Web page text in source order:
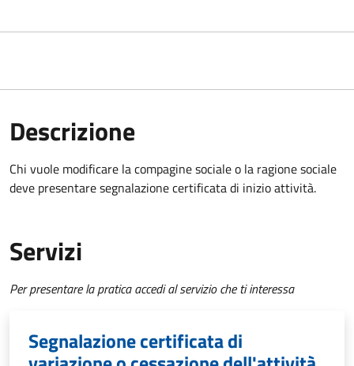
Descrizione
Chi vuole modificare la compagine sociale o la ragione sociale
deve presentare segnalazione certificata di inizio attività.
Servizi
Per presentare la pratica accedi al servizio che ti interessa
Segnalazione certificata di